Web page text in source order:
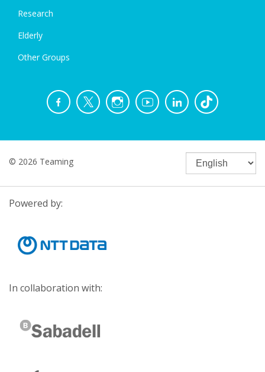
Research
Elderly
Other Groups
© 2026 Teaming
Powered by:
In collaboration with: